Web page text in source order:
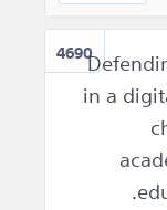
4690
in a